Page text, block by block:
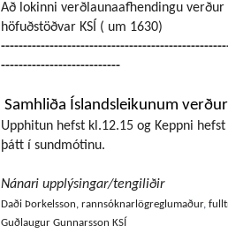
Að lokinni verðlaunaafhendingu
höfuðstöðvar KSÍ ( um 1630)
---------------------------
Samhliða Íslandsleikunum
Upphitun hefst kl.12.15 og Keppni
þátt í sundmótinu.
Nánari upplýsingar/tengiliðir
Daði Þorkelsson, rannsóknarl ögreglumaður,
Guðlaugur Gunnarsson